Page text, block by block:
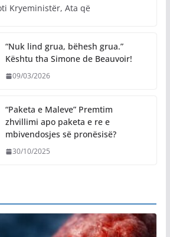
Kryeministër, Ata që
“Nuk lind grua, bëhesh grua.”
Kështu tha Simone de Beauvoir!
09/03/2026
“Paketa e Maleve” Premtim
zhvillimi apo paketa e re e
mbivendosjes së pronësisë?
30/10/2025